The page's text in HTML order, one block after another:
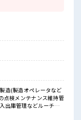
造(製造オペレータなど
点検メンテナンス維持管
出庫管理などルーチン
ど書類の作成【取扱製